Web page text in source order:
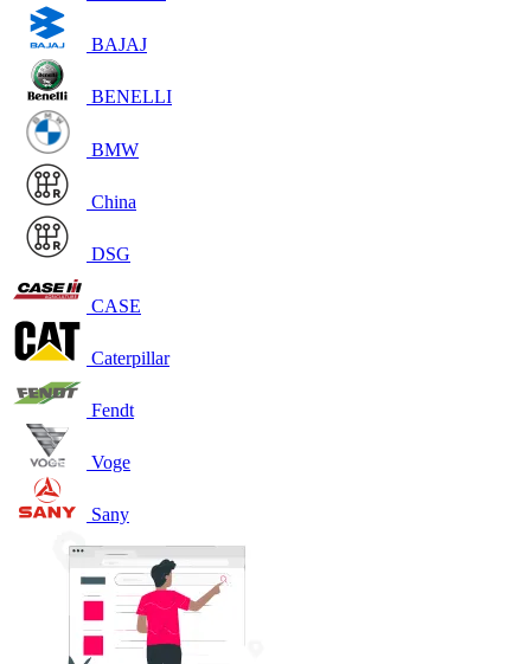
BAJAJ
BENELLI
BMW
China
DSG
CASE
Caterpillar
Fendt
Voge
Sany